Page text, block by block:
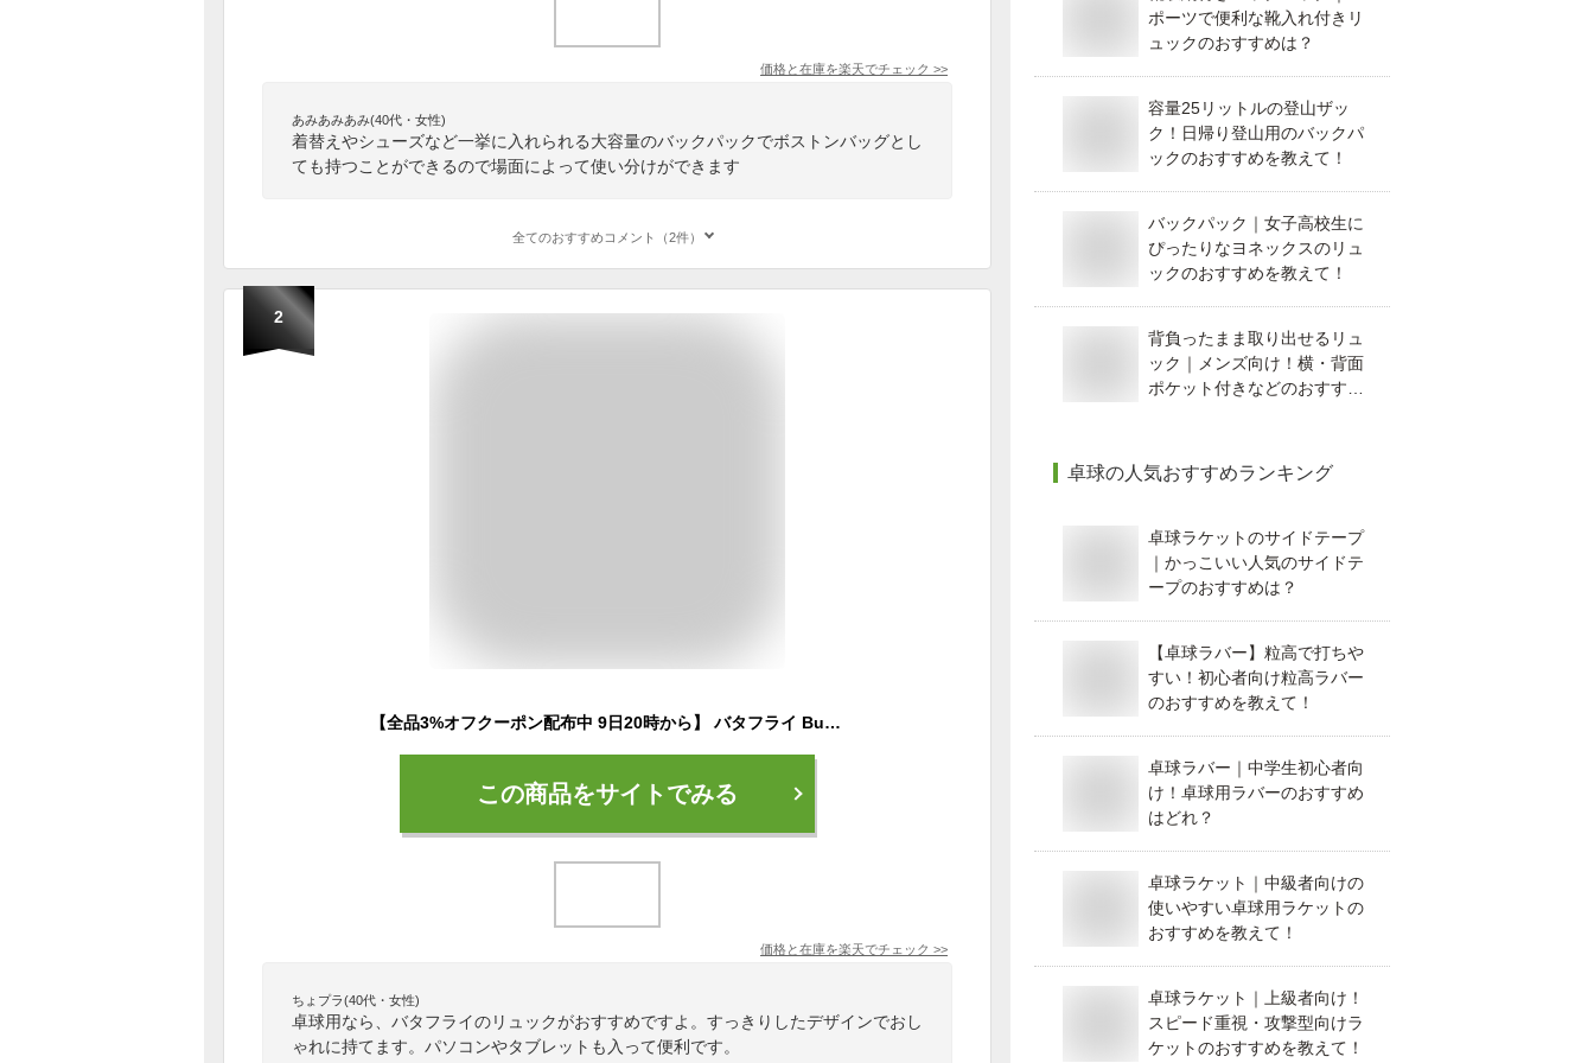
価格と在庫を楽天でチェック >>
あみあみあみ(40代・女性)
着替えやシューズなど一挙に入れられる大容量のバックパックでボストンバッグとし
ても持つことができるので場面によって使い分けができます
全てのおすすめコメント（2件）
2
【全品3%オフクーポン配布中 9日20時から】 バタフライ Butterfly 卓球 バックパック ラフィネス・リュック 鞄 リュック リュックサック バッグ 2WAY 遠征 部活 ジム かばん PC収納 63310 280
この商品をサイトでみる
価格と在庫を楽天でチェック >>
ちょプラ(40代・女性)
卓球用なら、バタフライのリュックがおすすめですよ。すっきりしたデザインでおし
ゃれに持てます。パソコンやタブレットも入って便利です。
ポーツで便利な靴入れ付きリ
ュックのおすすめは？
容量25リットルの登山ザッ
ク！日帰り登山用のバックパ
ックのおすすめを教えて！
バックパック｜女子高校生に
ぴったりなヨネックスのリュ
ックのおすすめを教えて！
背負ったまま取り出せるリュ
ック｜メンズ向け！横・背面
ポケット付きなどのおすすめ
卓球の人気おすすめランキング
卓球ラケットのサイドテープ
｜かっこいい人気のサイドテ
ープのおすすめは？
【卓球ラバー】粒高で打ちや
すい！初心者向け粒高ラバー
のおすすめを教えて！
卓球ラバー｜中学生初心者向
け！卓球用ラバーのおすすめ
はどれ？
卓球ラケット｜中級者向けの
使いやすい卓球用ラケットの
おすすめを教えて！
卓球ラケット｜上級者向け！
スピード重視・攻撃型向けラ
ケットのおすすめを教えて！